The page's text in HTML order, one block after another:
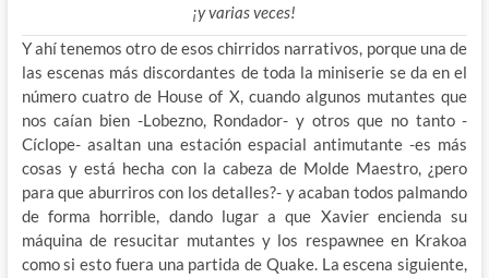
¡y varias veces!
Y ahí tenemos otro de esos chirridos narrativos, porque una de
las escenas más discordantes de toda la miniserie se da en el
número cuatro de House of X, cuando algunos mutantes que
nos caían bien -Lobezno, Rondador- y otros que no tanto -
Cíclope- asaltan una estación espacial antimutante -es más
cosas y está hecha con la cabeza de Molde Maestro, ¿pero
para que aburriros con los detalles?- y acaban todos palmando
de forma horrible, dando lugar a que Xavier encienda su
máquina de resucitar mutantes y los respawnee en Krakoa
como si esto fuera una partida de Quake. La escena siguiente,